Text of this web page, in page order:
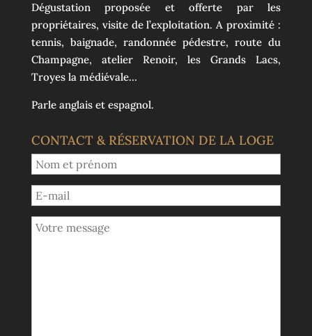
Dégustation proposée et offerte par les
propriétaires, visite de l’exploitation. A proximité :
tennis, baignade, randonnée pédestre, route du
Champagne, atelier Renoir, les Grands Lacs,
Troyes la médiévale…
Parle anglais et espagnol.
CONTACT & RÉSERVATION DE LA LOGE